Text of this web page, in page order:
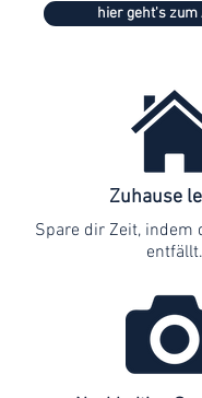
hier geht's zum
Zuhause
Spare dir Zeit, indem
entfällt.